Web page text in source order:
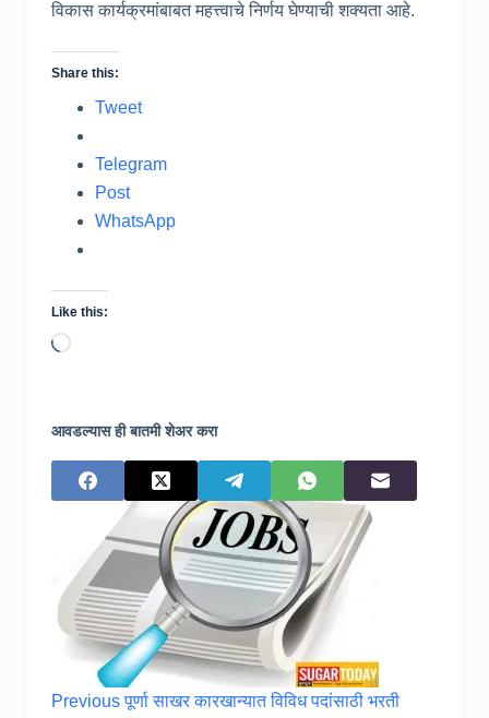
विकास कार्यक्रमांबाबत महत्त्वाचे निर्णय घेण्याची शक्यता आहे.
Share this:
Tweet
Telegram
Post
WhatsApp
Like this:
Loading…
आवडल्यास ही बातमी शेअर करा
Previousपूर्णा साखर कारखान्यात विविध पदांसाठी भरती